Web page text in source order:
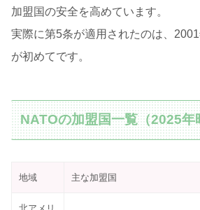
加盟国の安全を高めています。
実際に第5条が適用されたのは、
が初めてです。
NATOの加盟国一覧（2025年
地域 主な加盟国